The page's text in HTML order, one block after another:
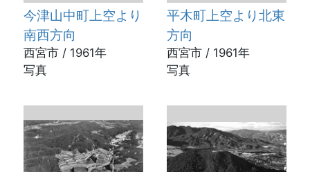
今津山中町上空より
南西方向
西宮市 / 1961年
写真
平木町上空より北東
方向
西宮市 / 1961年
写真